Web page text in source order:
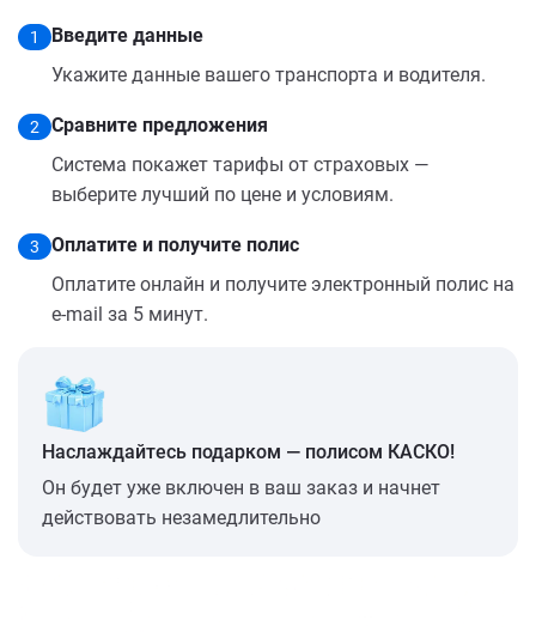
1
Введите данные
Укажите данные вашего транспорта и водителя.
2
Сравните предложения
Система покажет тарифы от страховых —
выберите лучший по цене и условиям.
3
Оплатите и получите полис
Оплатите онлайн и получите электронный полис на
e-mail за 5 минут.
Наслаждайтесь подарком — полисом КАСКО!
Он будет уже включен в ваш заказ и начнет
действовать незамедлительно